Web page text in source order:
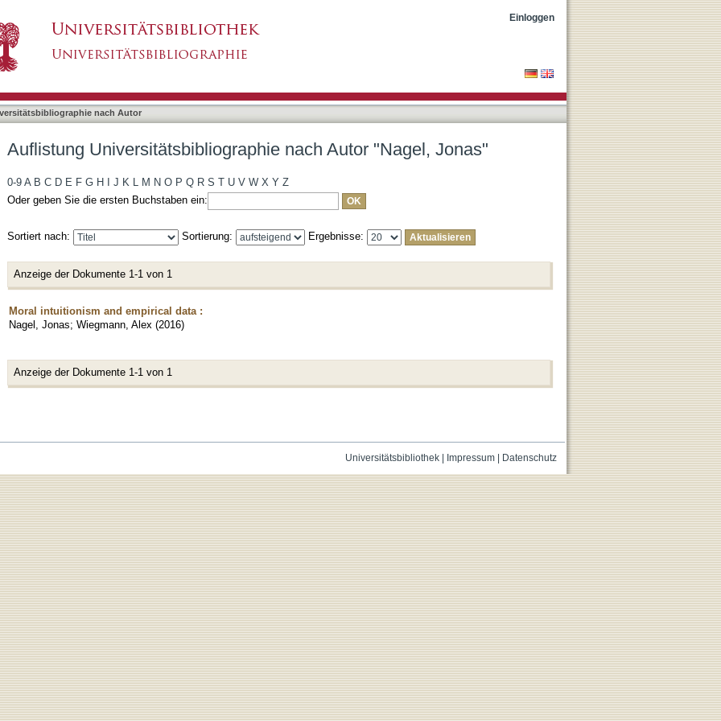
Einloggen
nach Autor
Auflistung Universitätsbibliographie nach Autor "Nagel, Jonas"
0-9 A B C D E F G H J K L M N O P Q R S T U V W X Y Z
Oder geben Sie die ersten Buchstaben ein:
Sortiert nach: Sortierung: Ergebnisse:
Anzeige der Dokumente 1-1 von 1
Moral intuitionism and empirical data :
Nagel, Jonas; Wiegmann, Alex (2016)
Anzeige der Dokumente 1-1 von 1
Universitätsbibliothek| Impressum| Datenschutz